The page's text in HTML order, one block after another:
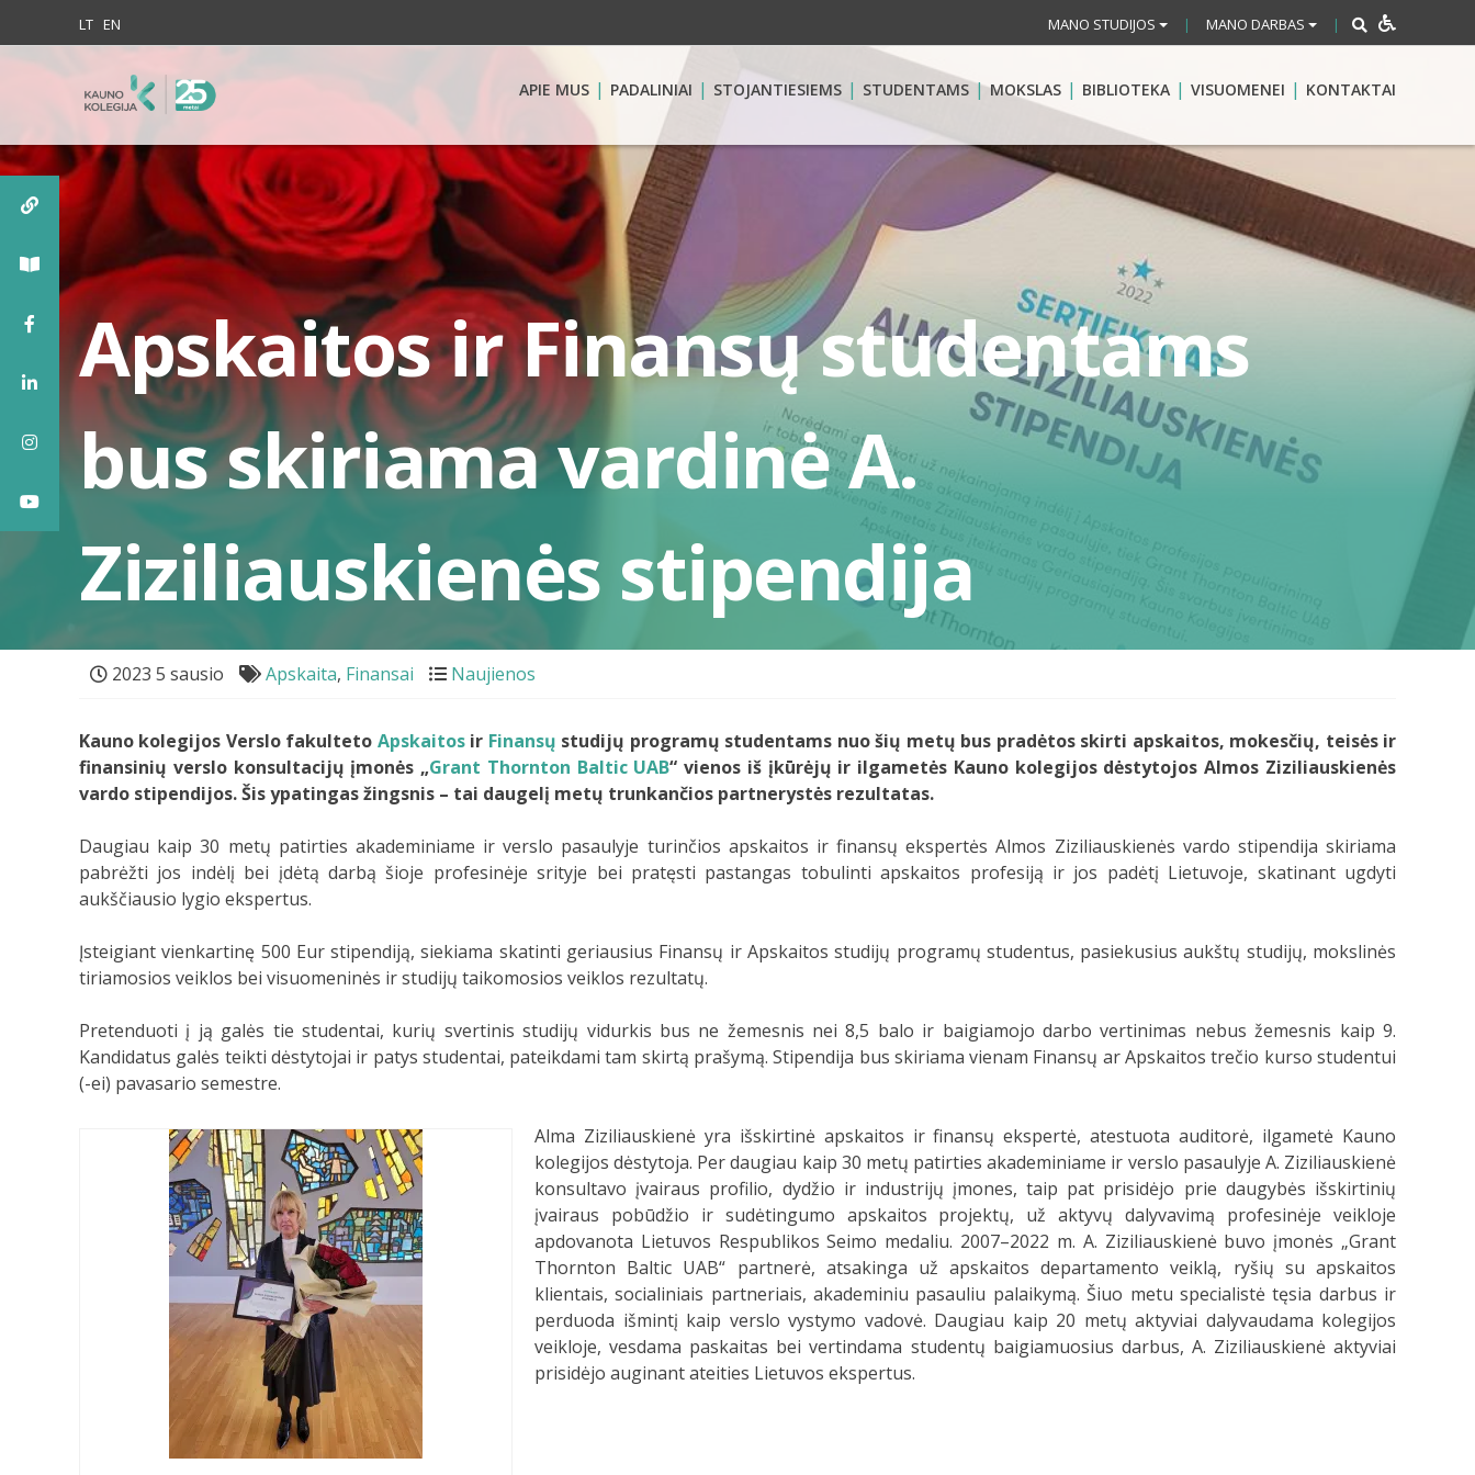
LT EN MANO STUDIJOS | MANO DARBAS |
APIE MUS PADALINIAI STOJANTIESIEMS STUDENTAMS MOKSLAS BIBLIOTEKA VISUOMENEI KONTAKTAI
Apskaitos ir Finansų studentams
bus skiriama vardinė A.
Ziziliauskienės stipendija
2023 5 sausio Apskaita, Finansai Naujienos
Kauno kolegijos Verslo fakulteto Apskaitosir Finansų studijų programų studentams nuo šių metų bus pradėtos skirti apskaitos, mokesčių, teisės ir
finansinių verslo konsultacijų įmonės „Grant Thornton Baltic UAB“ vienos iš įkūrėjų ir ilgametės Kauno kolegijos dėstytojos Almos Ziziliauskienės
vardo stipendijos. Šis ypatingas žingsnis – tai daugelį metų trunkančios partnerystės rezultatas.
Daugiau kaip 30 metų patirties akademiniame ir verslo pasaulyje turinčios apskaitos ir finansų ekspertės Almos Ziziliauskienės vardo stipendija skiriama
pabrėžti jos indėlį bei įdėtą darbą šioje profesinėje srityje bei pratęsti pastangas tobulinti apskaitos profesiją ir jos padėtį Lietuvoje, skatinant ugdyti
aukščiausio lygio ekspertus.
Įsteigiant vienkartinę 500 Eur stipendiją, siekiama skatinti geriausius Finansų ir Apskaitos studijų programų studentus, pasiekusius aukštų studijų, mokslinės
tiriamosios veiklos bei visuomeninės ir studijų taikomosios veiklos rezultatų.
Pretenduoti į ją galės tie studentai, kurių svertinis studijų vidurkis bus ne žemesnis nei 8,5 balo ir baigiamojo darbo vertinimas nebus žemesnis kaip 9.
Kandidatus galės teikti dėstytojai ir patys studentai, pateikdami tam skirtą prašymą. Stipendija bus skiriama vienam Finansų ar Apskaitos trečio kurso studentui
(-ei) pavasario semestre.
Alma Ziziliauskienė yra išskirtinė apskaitos ir finansų ekspertė, atestuota auditorė, ilgametė Kauno
kolegijos dėstytoja. Per daugiau kaip 30 metų patirties akademiniame ir verslo pasaulyje A. Ziziliauskienė
konsultavo įvairaus profilio, dydžio ir industrijų įmones, taip pat prisidėjo prie daugybės išskirtinių
įvairaus pobūdžio ir sudėtingumo apskaitos projektų, už aktyvų dalyvavimą profesinėje veikloje
apdovanota Lietuvos Respublikos Seimo medaliu. 2007–2022 m. A. Ziziliauskienė buvo įmonės „Grant
Thornton Baltic UAB“ partnerė, atsakinga už apskaitos departamento veiklą, ryšių su apskaitos
klientais, socialiniais partneriais, akademiniu pasauliu palaikymą. Šiuo metu specialistė tęsia darbus ir
perduoda išmintį kaip verslo vystymo vadovė. Daugiau kaip 20 metų aktyviai dalyvaudama kolegijos
veikloje, vesdama paskaitas bei vertindama studentų baigiamuosius darbus, A. Ziziliauskienė aktyviai
prisidėjo auginant ateities Lietuvos ekspertus.